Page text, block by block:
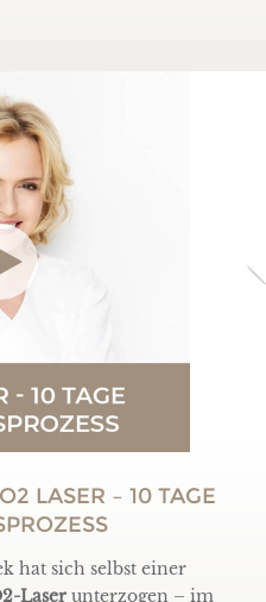
LASER – 10 TAGE
hat sich selbst einer
Laserunterzogen – im